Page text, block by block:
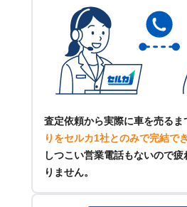
査定依頼から実際に車を売るま
りをセルカ1社とのみで完結で
しつこい営業電話もないので
りません。